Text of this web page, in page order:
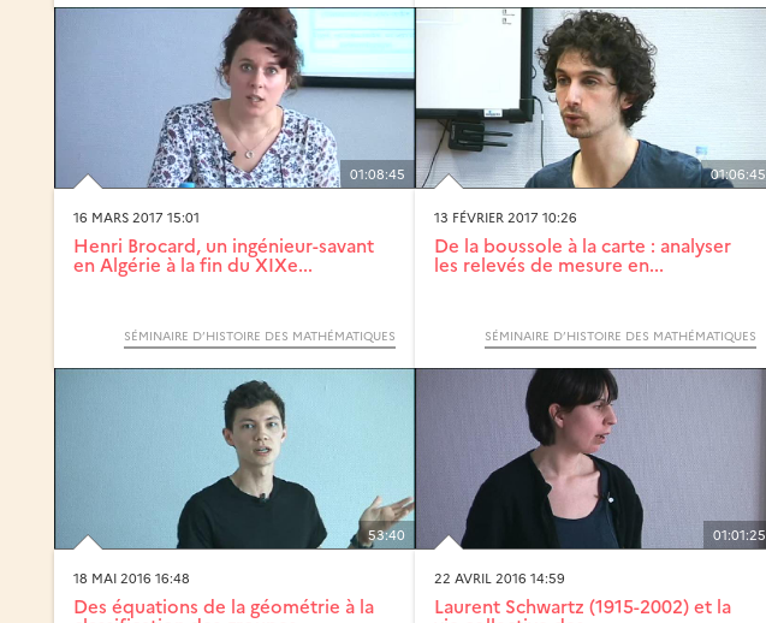
01:08:45
16 MARS 2017 15:01
Henri Brocard, un ingénieur-savant
en Algérie à la fin du XIXe...
SÉMINAIRE D’HISTOIRE DES MATHÉMATIQUES
01:06:45
13 FÉVRIER 2017 10:26
De la boussole à la carte : analyser
les relevés de mesure en...
SÉMINAIRE D’HISTOIRE DES MATHÉMATIQUES
53:40
18 MAI 2016 16:48
Des équations de la géométrie à la
01:01:25
22 AVRIL 2016 14:59
Laurent Schwartz (1915-2002) et la